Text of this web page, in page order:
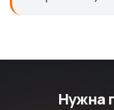
Нужна